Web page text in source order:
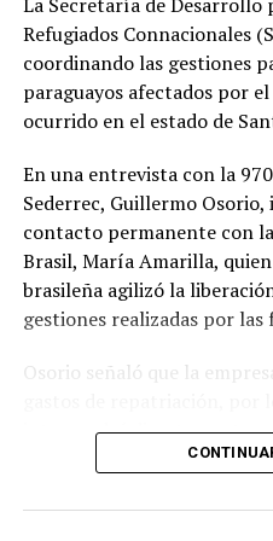
un trabajo previo de
privadas de libertad y
Policía Nacional, las
Interior y el Ministerio de
Según explicó, alrededor de
serán trasladadas durante
otros centros
penitenciaría Martín
Constitución Nacional, el
según establece la
TACUMBÚ PASA A
Refugiados Connacionales
coordinando las gestiones
paraguayos afectados por
ocurrido en el estado de
En una entrevista con la
Sederrec, Guillermo
contacto permanente con
Brasil, María Amarilla,
brasileña agilizó la
gestiones realizadas por las
Osorio señaló que la
intervendrá directamente
aseguró que la institución
todos los connacionales